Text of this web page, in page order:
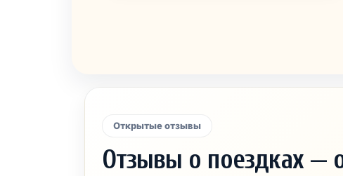
Открытые отзывы
Отзывы о поездках —